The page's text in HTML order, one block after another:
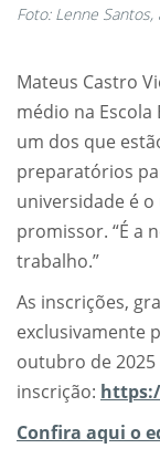
Foto: Lenne Santos,
Mateus Castro
médio na Escola
um dos que
preparatórios
universidade é
promissor. “É a
trabalho.”
As inscrições,
exclusivamente
outubro de 2025
inscrição:
Confira aqui o